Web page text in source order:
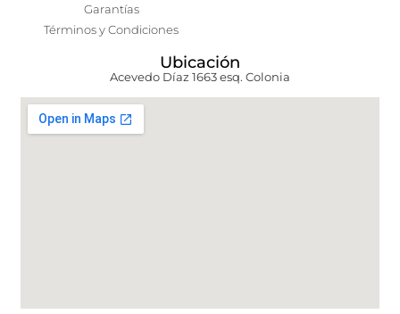
Garantías
Términos y Condiciones
Ubicación
Acevedo Díaz 1663 esq. Colonia